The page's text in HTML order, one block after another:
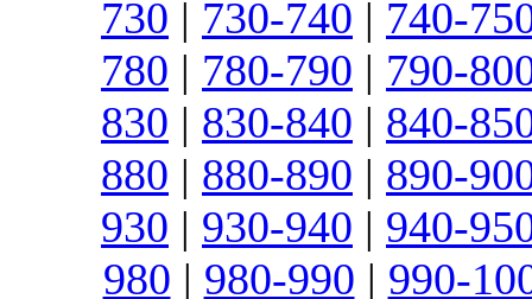
730 | 730-740 | 740-
780 | 780-790 | 790-
830 | 830-840 | 840-
880 | 880-890 | 890-
930 | 930-940 | 940-
980 | 980-990 | 990-